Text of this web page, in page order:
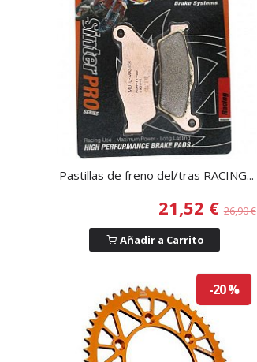
Pastillas de freno del/tras RACING...
21,52 €26,90 €
Añadir a Carrito
-20 %